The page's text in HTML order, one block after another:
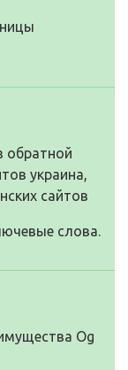
обратной
украина,
сайтов
слова.
Og